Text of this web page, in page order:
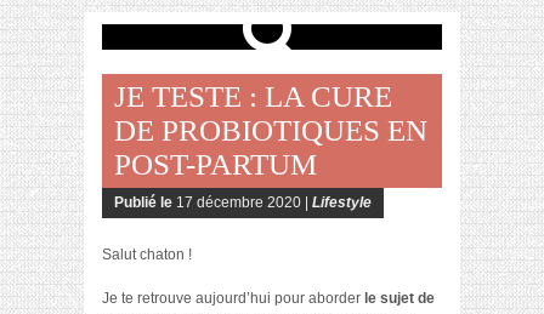
JE TESTE : LA CURE
DE PROBIOTIQUES EN
POST-PARTUM
Publié le 17 décembre 2020 | Lifestyle
Salut chaton !
Je te retrouve aujourd’hui pour aborder le sujet de